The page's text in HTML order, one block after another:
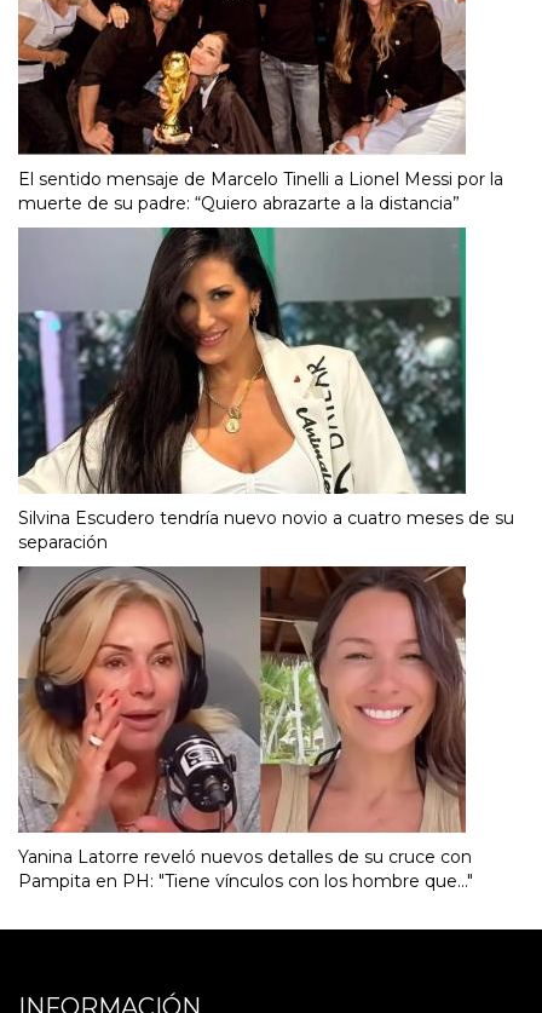
El sentido mensaje de Marcelo Tinelli a Lionel Messi por la
muerte de su padre: “Quiero abrazarte a la distancia”
Silvina Escudero tendría nuevo novio a cuatro meses de su
separación
Yanina Latorre reveló nuevos detalles de su cruce con
Pampita en PH: "Tiene vínculos con los hombre que..."
INFORMACIÓN